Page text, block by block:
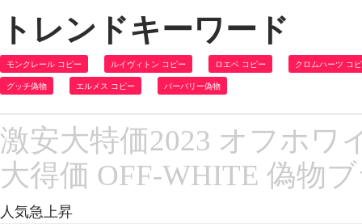
トレンドキーワード
モンクレール コピー ルイヴィトン コピー ロエベ コピー クロムハーツ コ
グッチ偽物 エルメス コピー バーバリー偽物
激安大特価2023 オフホワ
大得価 OFF-WHITE 偽物
人気急上昇